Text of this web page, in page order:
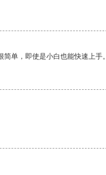
单，即使是小白也能快速上手。